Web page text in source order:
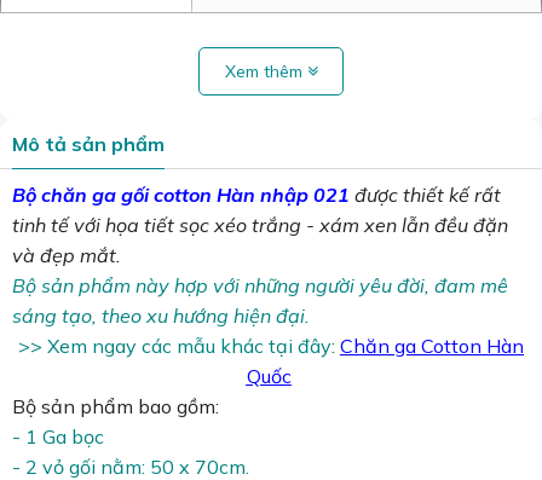
Xem thêm
Mô tả sản phẩm
Bộ chăn ga gối cotton Hàn nhập 021 được thiết kế rất
tinh tế với họa tiết sọc xéo trắng - xám xen lẫn đều đặn
và đẹp mắt.
Bộ sản phẩm này hợp với những người yêu đời, đam mê
sáng tạo, theo xu hướng hiện đại.
>> Xem ngay các mẫu khác tại đây: Chăn ga Cotton Hàn
Quốc
Bộ sản phẩm bao gồm:
- 1 Ga bọc
- 2 vỏ gối nằm: 50 x 70cm.